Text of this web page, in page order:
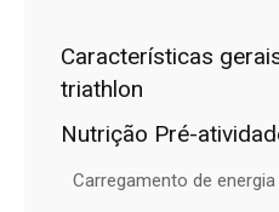
Características
triathlon
Nutrição Pré-
Carregamento de energia